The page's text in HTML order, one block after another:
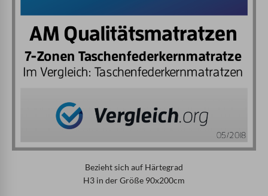
Bezieht sich auf Härtegrad
H3 in der Größe 90x200cm